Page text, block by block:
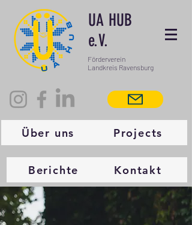
UA HUB
e.V.
Förderverein
Landkreis Ravensburg
Über uns Projects
Kontakt
Berichte